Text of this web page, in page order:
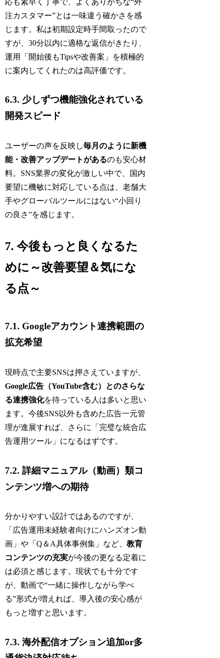
注カスタマー”とは一味違う確かさを感
じます。私は初期設定時手間取ったので
すが、30分以内に適格な返信がきたり、
運用「開始後もTipsや改善案」を積極的
に案内してくれたのは高評価です。
6.3. 少しずつ機能強化されている
開発スピード
ユーザーの声を反映し毎月のように新機
能・改善アップデートがあるのも安心材
料。SNS業界の変化が激しい中で、国内
要望に機敏に対応している点は、老舗大
手やグローバルツールにはない“小回り
の良さ”を感じます。
7. 今後もっと良くなるた
めに～改善要望＆気にな
る点～
7.1. Googleアカウント連携範囲の
拡充希望
現時点で主要SNSは押さえていますが、
Google広告（YouTube含む）とのさらな
る連携強化を待っている人は多いと思い
ます。今後SNS以外も含めた広告一元管
理が進展すれば、さらに「完璧な統合広
告運用ツール」になるはずです。
7.2. 詳細マニュアル（動画）類コ
ンテンツ増への期待
分かりやすい設計ではあるのですが、
「広告運用未経験者向けにハンズオン動
画」や「Q＆A具体事例集」など、教育
コンテンツの充実が今後の更なる定着に
は必須と感じます。現状でも十分です
が、動画で“一緒に操作しながら学べ
る”形式が増えれば、導入後の安心感が
もっと増すと思います。
7.3. 海外配信オプション追加or多